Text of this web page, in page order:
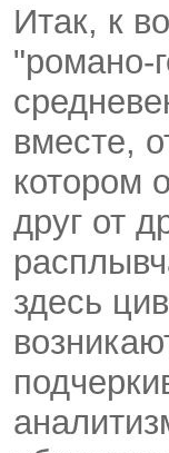
Итак, к
"романо-
вместе,
котором
друг от
здесь